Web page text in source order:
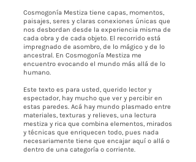
Cosmogonía Mestiza tiene capas, momentos,
paisajes, seres y claras conexiones únicas que
nos desbordan desde la experiencia misma de
cada obra y de cada objeto. El recorrido está
impregnado de asombro, de lo mágico y de lo
ancestral. En Cosmogonía Mestiza me
encuentro evocando el mundo más allá de lo
humano.
Este texto es para usted, querido lector y
espectador, hay mucho que ver y percibir en
estas paredes. Acá hay mundo plasmado entre
materiales, texturas y relieves, una lectura
mestiza y rica que combina elementos, mirados
y técnicas que enriquecen todo, pues nada
necesariamente tiene que encajar aquí o allá o
dentro de una categoría o corriente.